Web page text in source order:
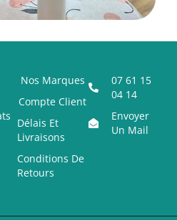
Nos Marques
Compte Client
Délais Et
Livraisons
Conditions De
Retours
07 61 15
04 14
Envoyer
Un Mail